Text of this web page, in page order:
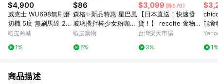
$4,900
威克士 WU698無刷磨
切機 5度 無刷馬達 20
25最新 專利低震動 萬
蝦皮商城
1%
$86
森格✨新品特惠 星巴風
玻璃攪拌棒少女粉咖啡
攪拌棒樹蜂蜜果汁引流
蝦皮購物
6%
$3,099 (降$70)
【日本直送！快速發
貨！】 recolte 食物調
理機 Combo RCP-6 切
充電式
台灣樂天市場
3%
能食
1%
商品描述